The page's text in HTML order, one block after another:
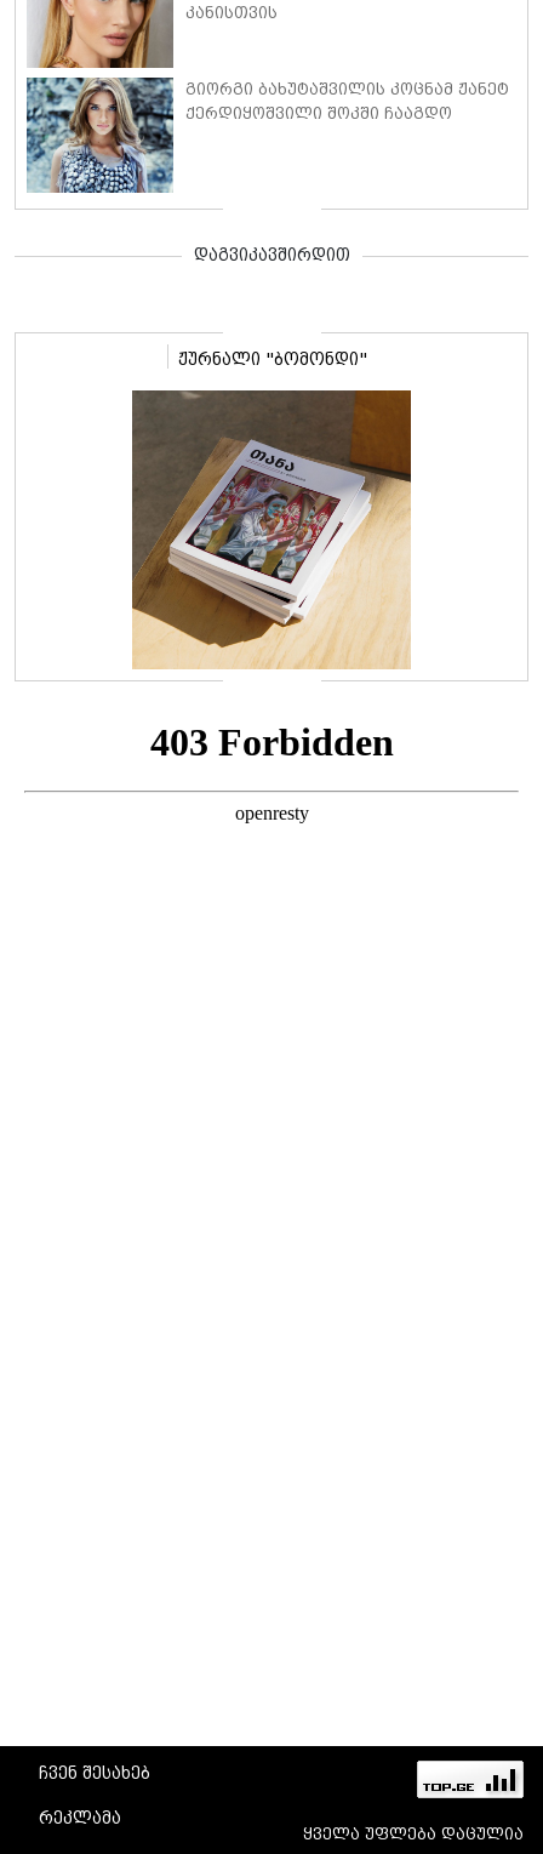
კანისთვის
გიორგი ბახუტაშვილის კოცნამ ჟანეტ
ქერდიყოშვილი შოკში ჩააგდო
დაგვიკავშირდით
ჟურნალი "ბომონდი"
ჩვენ შესახებ
რეკლამა
ყველა უფლება დაცულია